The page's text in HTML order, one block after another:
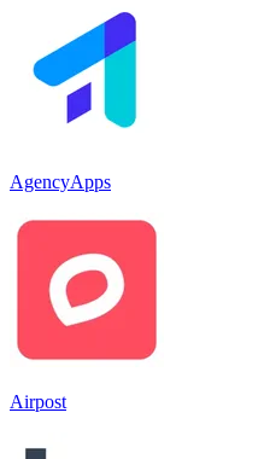
AgencyApps
Airpost